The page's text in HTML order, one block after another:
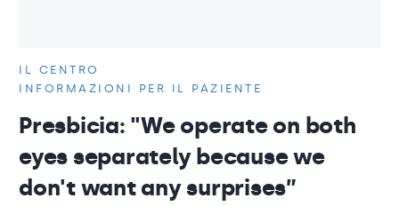
IL CENTRO
INFORMAZIONI PER IL PAZIENTE
Presbicia: "We operate on both
eyes separately because we
don't want any surprises”